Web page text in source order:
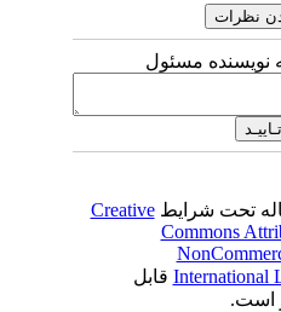
نویسنده مسئول
تحت شرایطCreative
Commons
قابل
است.